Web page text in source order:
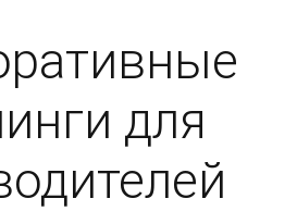
для